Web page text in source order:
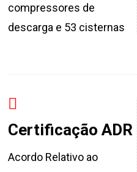
compressores de
descarga e 53 cisternas
Certificação ADR
Acordo Relativo ao